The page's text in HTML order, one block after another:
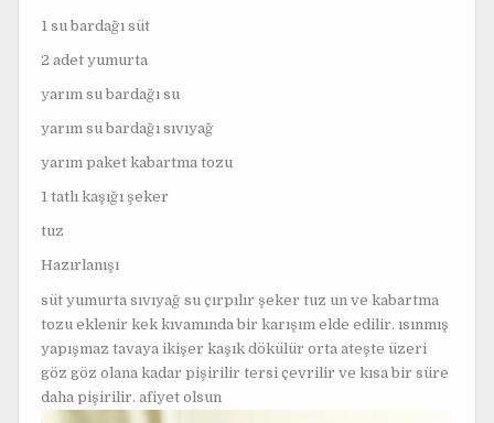
1 su bardağı süt
2 adet yumurta
yarım su bardağı su
yarım su bardağı sıvıyağ
yarım paket kabartma tozu
1 tatlı kaşığı şeker
tuz
Hazırlanışı
süt yumurta sıvıyağ su çırpılır şeker tuz un ve kabartma
tozu eklenir kek kıvamında bir karışım elde edilir. ısınmış
yapışmaz tavaya ikişer kaşık dökülür orta ateşte üzeri
göz göz olana kadar pişirilir tersi çevrilir ve kısa bir süre
daha pişirilir. afiyet olsun